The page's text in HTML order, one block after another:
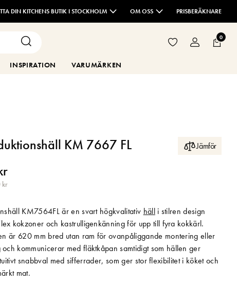
DIN KITCHENS BUTIK I STOCKHOLM OM OSS PRISBERÄKNARE
0
INSPIRATION VARUMÄRKEN
KM 7667 FL Jämför
kr
KM7564FL är en svart högkvalitativ hälli stilren design
kokzoner och kastrulligenkänning för upp till fyra kokkärl.
är 620 mm bred utan ram för ovanpåliggande montering eller
kommunicerar med fläktkåpan samtidigt som hällen ger
snabbval med sifferrader, som ger stor flexibilitet i köket och
mat.